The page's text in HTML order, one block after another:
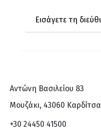
Αντώνη Βασιλείου 83
Μουζάκι, 43060 Καρδίτσα
+30 24450 41500